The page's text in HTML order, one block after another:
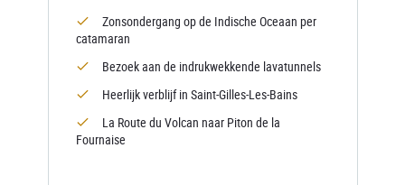
Zonsondergang op de Indische Oceaan per
catamaran
Bezoek aan de indrukwekkende lavatunnels
Heerlijk verblijf in Saint-Gilles-Les-Bains
La Route du Volcan naar Piton de la
Fournaise